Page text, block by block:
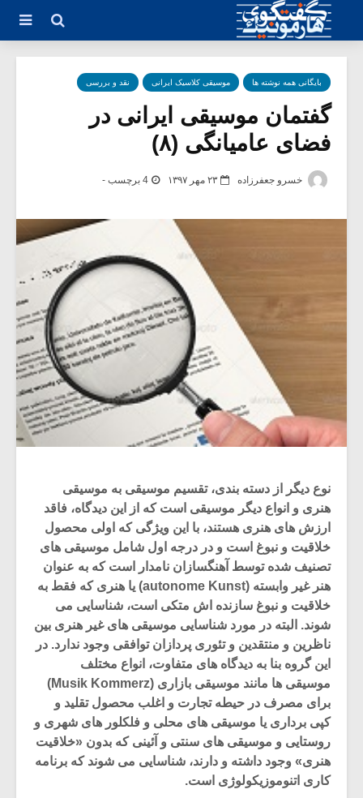
بایگانی همه نوشته ها موسیقی کلاسیک ایرانی نقد و بررسی
گفتمان موسیقی ایرانی در
فضای عامیانگی (۸)
خسرو جعفرزاده ۲۳ مهر ۱۳۹۷ 4 برچسب -
نوع دیگر از دسته بندی، تقسیم موسیقی به موسیقی
هنری و انواع دیگر موسیقی است که از این دیدگاه، فاقد
ارزش های هنری هستند، با این ویژگی که اولی محصول
خلاقیت و نبوغ است و در درجه اول شامل موسیقی های
تصنیف شده توسط آهنگسازان نامدار است که به عنوان
هنر غیر وابسته (autonome Kunst) یا هنری که فقط به
خلاقیت و نبوغ سازنده اش متکی است، شناسایی می
شوند. البته در مورد شناسایی موسیقی های غیر هنری بین
ناظرین و منتقدین و تئوری پردازان توافقی وجود ندارد. در
این گروه بنا به دیدگاه های متفاوت، انواع مختلف
موسیقی ها مانند موسیقی بازاری (Musik Kommerz)
برای مصرف در حیطه تجارت و اغلب محصول تقلید و
کپی برداری یا موسیقی های محلی و فلکلور های شهری و
روستایی و موسیقی های سنتی و آئینی که بدون «خلاقیت
هنری» وجود داشته و دارند، شناسایی می شوند که برنامه
کاری اتنوموزیکولوژی است.